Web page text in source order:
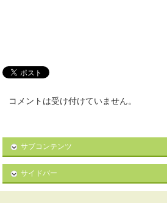
コメントは受け付けていません。
サブコンテンツ
サイドバー